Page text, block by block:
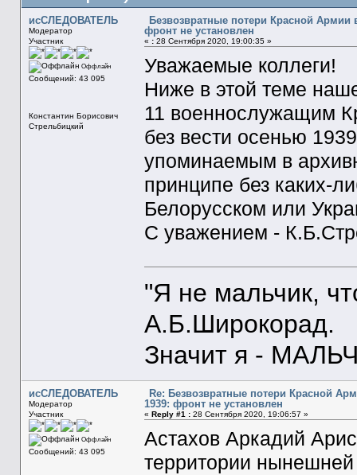
исСЛЕДОВАТЕЛЬ
Модератор
Участник
Оффлайн
Сообщений: 43 095
Константин Борисович
Стрельбицкий
Безвозвратные потери Красной Армии
фронт не установлен
« :28 Сентября 2020, 19:00:35 »
Уважаемые коллеги!
Ниже в этой теме
11 военнослужащим
без вести осенью
упоминаемым в
принципе без каких-
Белорусском или
С уважением -
"Я не мальчик,
А.Б.Широкорад.
Значит я -
исСЛЕДОВАТЕЛЬ
Модератор
Участник
Оффлайн
Сообщений: 43 095
Re: Безвозвратные потери Красной
1939: фронт не установлен
« Reply #1 :28 Сентября 2020, 19:06:57 »
Астахов Аркадий
территории